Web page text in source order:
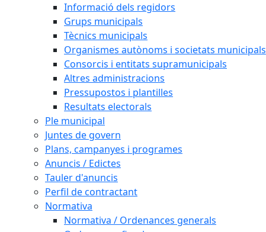
Informació dels regidors
Grups municipals
Tècnics municipals
Organismes autònoms i societats municipals
Consorcis i entitats supramunicipals
Altres administracions
Pressupostos i plantilles
Resultats electorals
Ple municipal
Juntes de govern
Plans, campanyes i programes
Anuncis / Edictes
Tauler d'anuncis
Perfil de contractant
Normativa
Normativa / Ordenances generals